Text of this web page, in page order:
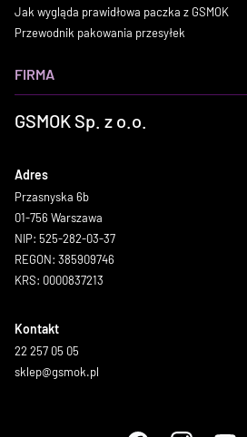
Jak wygląda prawidłowa paczka z GSMOK
Przewodnik pakowania przesyłek
FIRMA
GSMOK Sp. z o.o.
Adres
Przasnyska 6b
01-756 Warszawa
NIP: 525-282-03-37
REGON: 385909746
KRS: 0000837213
Kontakt
22 257 05 05
sklep@gsmok.pl